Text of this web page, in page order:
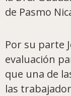
de Pasmo
Por su parte
evaluación
que una de
las